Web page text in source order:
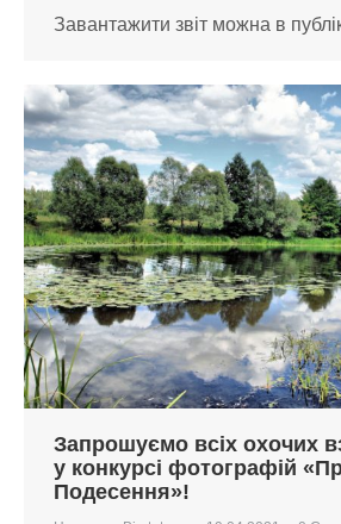
Завантажити звіт можна в
Запрошуємо всіх охочих
у конкурсі фотографій
Подесення»!